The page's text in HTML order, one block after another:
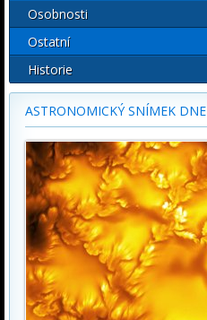
Osobnosti
Ostatní
Historie
ASTRONOMICKÝ SNÍMEK DNE